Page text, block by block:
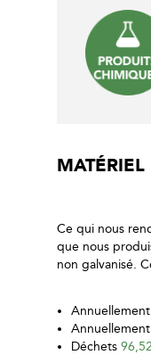
MATÉRIEL
Ce qui nous
que nous
non galvanisé.
Annuellement
Annuellement
Déchets